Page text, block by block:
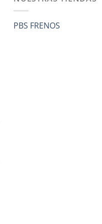
PBS FRENOS